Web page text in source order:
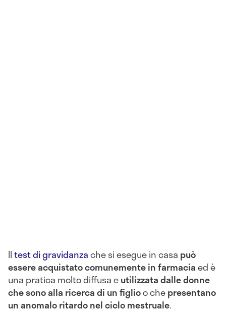
Iltest di gravidanzache si esegue in casa può
essere acquistato comunemente in farmaciaed è
una pratica molto diffusa eutilizzata dalle donne
che sono alla ricerca di un figlioo chepresentano
un anomalo ritardo nel ciclo mestruale.